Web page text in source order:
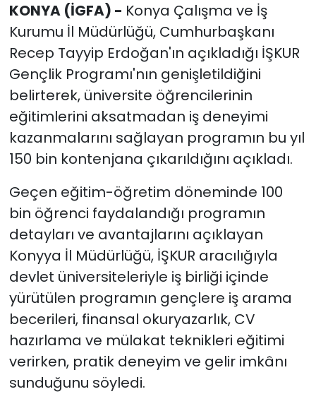
KONYA (İGFA) - Konya Çalışma ve İş
Kurumu İl Müdürlüğü, Cumhurbaşkanı
Recep Tayyip Erdoğan'ın açıkladığı İŞKUR
Gençlik Programı'nın genişletildiğini
belirterek, üniversite öğrencilerinin
eğitimlerini aksatmadan iş deneyimi
kazanmalarını sağlayan programın bu yıl
150 bin kontenjana çıkarıldığını açıkladı.
Geçen eğitim-öğretim döneminde 100
bin öğrenci faydalandığı programın
detayları ve avantajlarını açıklayan
Konyya İl Müdürlüğü, İŞKUR aracılığıyla
devlet üniversiteleriyle iş birliği içinde
yürütülen programın gençlere iş arama
becerileri, finansal okuryazarlık, CV
hazırlama ve mülakat teknikleri eğitimi
verirken, pratik deneyim ve gelir imkânı
sunduğunu söyledi.